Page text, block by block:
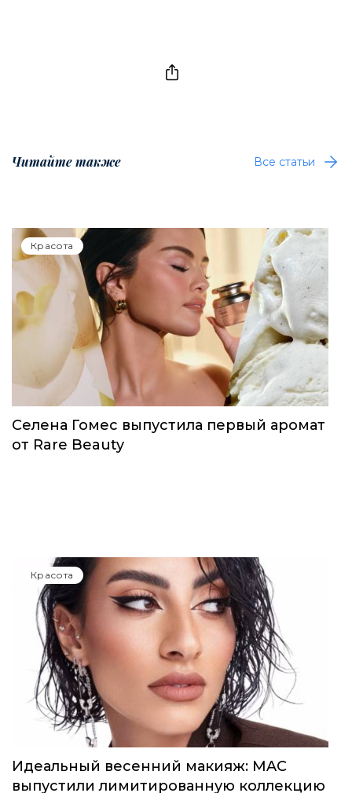
Читайте также Все статьи
Красота
Селена Гомес выпустила первый аромат
от Rare Beauty
Красота
Идеальный весенний макияж: MAC
выпустили лимитированную коллекцию